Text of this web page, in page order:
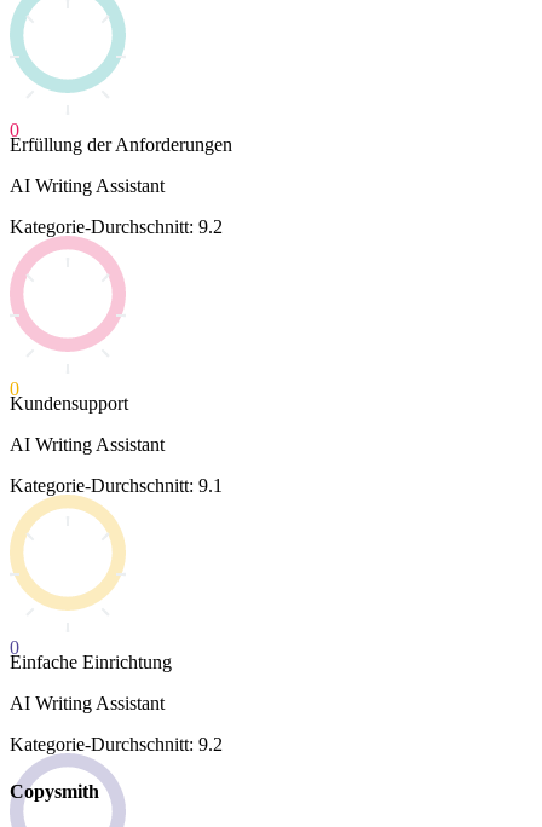
0
Erfüllung der Anforderungen
AI Writing Assistant
Kategorie-Durchschnitt: 9.2
0
Kundensupport
AI Writing Assistant
Kategorie-Durchschnitt: 9.1
0
Einfache Einrichtung
AI Writing Assistant
Kategorie-Durchschnitt: 9.2
Copysmith